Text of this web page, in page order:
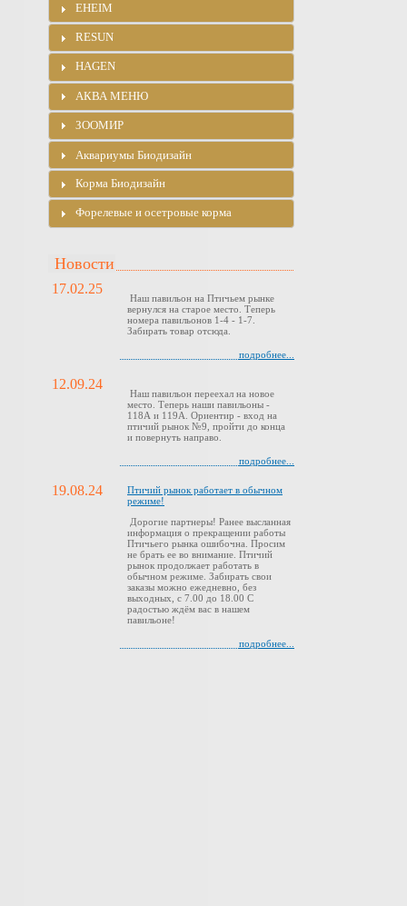
EHEIM
RESUN
HAGEN
АКВА МЕНЮ
ЗООМИР
Аквариумы Биодизайн
Корма Биодизайн
Форелевые и осетровые корма
Новости
17.02.25
Наш павильон на Птичьем рынке
вернулся на старое место. Теперь
номера павильонов 1-4 - 1-7.
Забирать товар отсюда.
подробнее...
12.09.24
Наш павильон переехал на новое
место. Теперь наши павильоны -
118А и 119А. Ориентир - вход на
птичий рынок №9, пройти до конца
и повернуть направо.
подробнее...
19.08.24
Птичий рынок работает в обычном
режиме!
Дорогие партнеры! Ранее высланная
информация о прекращении работы
Птичьего рынка ошибочна. Просим
не брать ее во внимание. Птичий
рынок продолжает работать в
обычном режиме. Забирать свои
заказы можно ежедневно, без
выходных, с 7.00 до 18.00 С
радостью ждём вас в нашем
павильоне!
подробнее...